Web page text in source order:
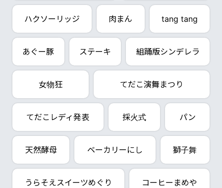
ハクソーリッジ 肉まん tang tang
あぐー豚 ステーキ 組踊版シンデレラ
女物狂 てだこ演舞まつり
てだこレディ発表 採火式 パン
天然酵母 ベーカリーにし 獅子舞
うらそえスイーツめぐり コーヒーまめや